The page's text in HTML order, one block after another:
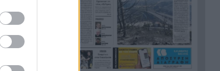
κατά
Ήττα-αποκλεισμός για την
Εθνική Nέων Γυναικών στο
Ευρωπαϊκό
20:33
Δικαστικό μπλόκο στους
δασμούς Τραμπ: